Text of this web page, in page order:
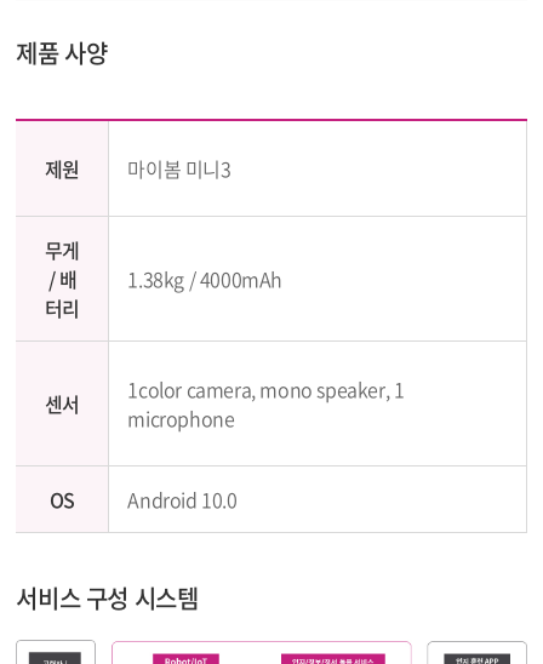
제품 사양
제원 마이봄 미니3
무게
/ 배
터리
1.38kg / 4000mAh
센서
1color camera, mono speaker, 1
microphone
OS Android 10.0
서비스 구성 시스템